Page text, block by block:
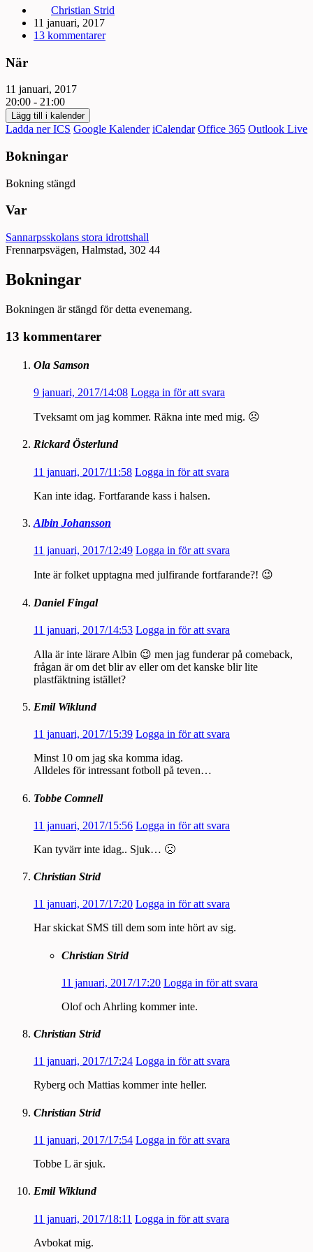
Christian Strid
11 januari, 2017
13 kommentarer
När
11 januari, 2017
20:00 - 21:00
Lägg till i kalender
Ladda ner ICS Google Kalender iCalendar Office 365 Outlook Live
Bokningar
Bokning stängd
Var
Sannarpsskolans stora idrottshall
Frennarpsvägen, Halmstad, 302 44
Bokningar
Bokningen är stängd för detta evenemang.
13 kommentarer
Ola Samson
9 januari, 2017/14:08 Logga in för att svara
Tveksamt om jag kommer. Räkna inte med mig. ☹️
Rickard Österlund
11 januari, 2017/11:58 Logga in för att svara
Kan inte idag. Fortfarande kass i halsen.
Albin Johansson
11 januari, 2017/12:49 Logga in för att svara
Inte är folket upptagna med julfirande fortfarande?! 😉
Daniel Fingal
11 januari, 2017/14:53 Logga in för att svara
Alla är inte lärare Albin 😉 men jag funderar på comeback,
frågan är om det blir av eller om det kanske blir lite
plastfäktning istället?
Emil Wiklund
11 januari, 2017/15:39 Logga in för att svara
Minst 10 om jag ska komma idag.
Alldeles för intressant fotboll på teven…
Tobbe Comnell
11 januari, 2017/15:56 Logga in för att svara
Kan tyvärr inte idag.. Sjuk… 🙁
Christian Strid
11 januari, 2017/17:20 Logga in för att svara
Har skickat SMS till dem som inte hört av sig.
Christian Strid
11 januari, 2017/17:20 Logga in för att svara
Olof och Ahrling kommer inte.
Christian Strid
11 januari, 2017/17:24 Logga in för att svara
Ryberg och Mattias kommer inte heller.
Christian Strid
11 januari, 2017/17:54 Logga in för att svara
Tobbe L är sjuk.
Emil Wiklund
11 januari, 2017/18:11 Logga in för att svara
Avbokat mig.